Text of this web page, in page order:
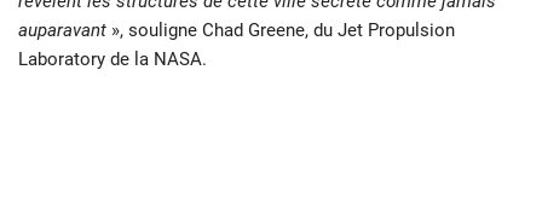
auparavant », souligne Chad Greene, du Jet Propulsion
Laboratory de la NASA.